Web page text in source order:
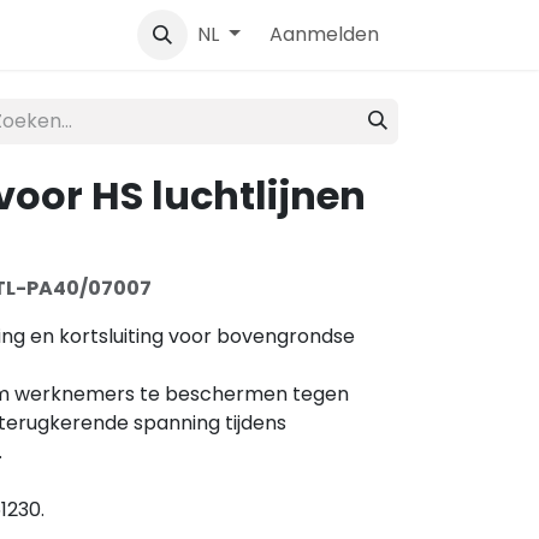
NL Aanmelden
HS luchtlijnen
PA40/07007
en kortsluiting voor bovengrondse
werknemers te beschermen tegen
spanning tijdens